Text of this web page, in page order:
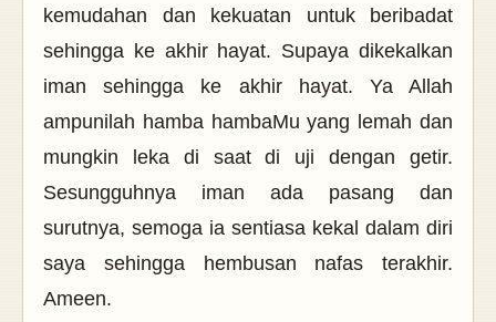
kemudahan dan kekuatan untuk beribadat
sehingga ke akhir hayat. Supaya dikekalkan
iman sehingga ke akhir hayat. Ya Allah
ampunilah hamba hambaMu yang lemah dan
mungkin leka di saat di uji dengan getir.
Sesungguhnya iman ada pasang dan
surutnya, semoga ia sentiasa kekal dalam diri
saya sehingga hembusan nafas terakhir.
Ameen.